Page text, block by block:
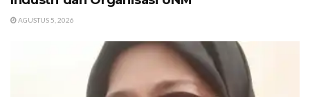
AGUSTUS 5, 2026